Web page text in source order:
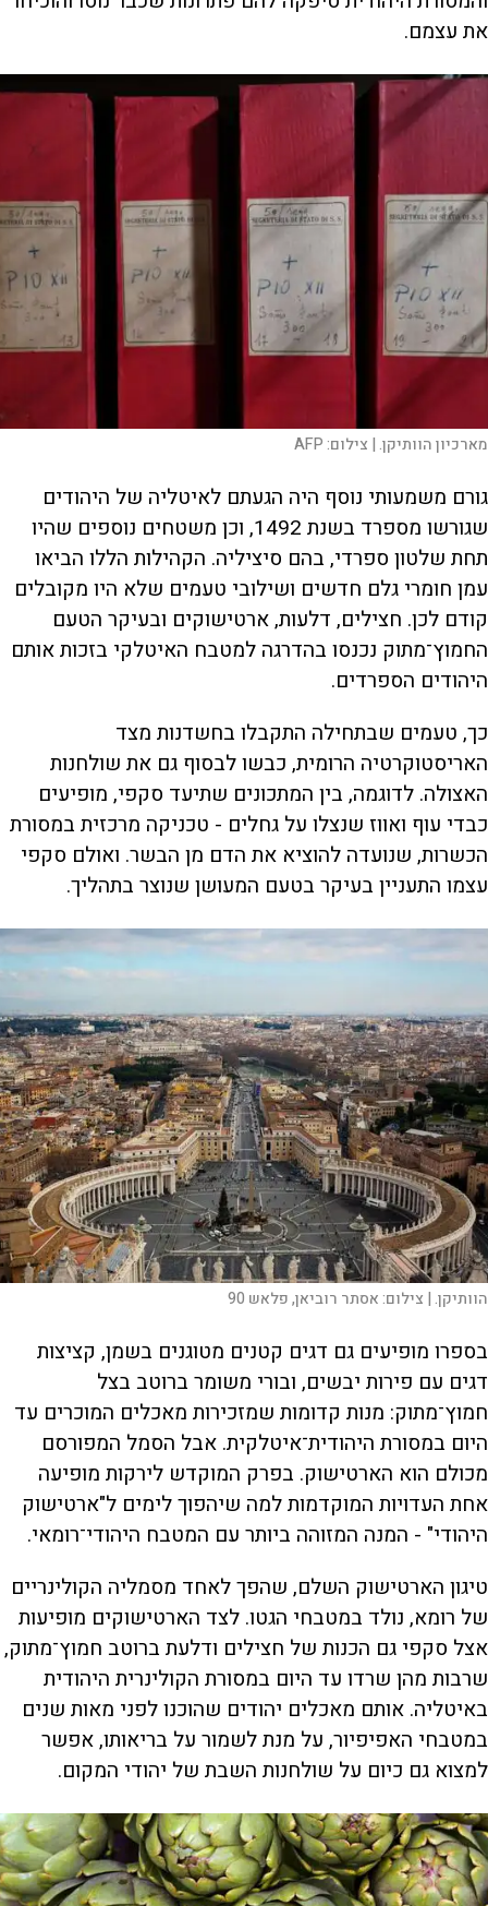
את עצמם.
מארכיון הוותיקן. | צילום:AFP
גורם משמעותי נוסף היה הגעתם לאיטליה של היהודים
שגורשו מספרד בשנת 1492, וכן משטחים נוספים שהיו
תחת שלטון ספרדי, בהם סיציליה. הקהילות הללו הביאו
עמן חומרי גלם חדשים ושילובי טעמים שלא היו מקובלים
קודם לכן. חצילים, דלעות, ארטישוקים ובעיקר הטעם
החמוץ־מתוק נכנסו בהדרגה למטבח האיטלקי בזכות אותם
היהודים הספרדים.
כך, טעמים שבתחילה התקבלו בחשדנות מצד
האריסטוקרטיה הרומית, כבשו לבסוף גם את שולחנות
האצולה. לדוגמה, בין המתכונים שתיעד סקפי, מופיעים
כבדי עוף ואווז שנצלו על גחלים - טכניקה מרכזית במסורת
הכשרות, שנועדה להוציא את הדם מן הבשר. ואולם סקפי
עצמו התעניין בעיקר בטעם המעושן שנוצר בתהליך.
הוותיקן. | צילום:אסתר רוביאן, פלאש 90
בספרו מופיעים גם דגים קטנים מטוגנים בשמן, קציצות
דגים עם פירות יבשים, ובורי משומר ברוטב בצל
חמוץ־מתוק: מנות קדומות שמזכירות מאכלים המוכרים עד
היום במסורת היהודית־איטלקית. אבל הסמל המפורסם
מכולם הוא הארטישוק. בפרק המוקדש לירקות מופיעה
אחת העדויות המוקדמות למה שיהפוך לימים ל"ארטישוק
היהודי" - המנה המזוהה ביותר עם המטבח היהודי־רומאי.
טיגון הארטישוק השלם, שהפך לאחד מסמליה הקולינריים
של רומא, נולד במטבחי הגטו. לצד הארטישוקים מופיעות
אצל סקפי גם הכנות של חצילים ודלעת ברוטב חמוץ־מתוק,
שרבות מהן שרדו עד היום במסורת הקולינרית היהודית
באיטליה. אותם מאכלים יהודים שהוכנו לפני מאות שנים
במטבחי האפיפיור, על מנת לשמור על בריאותו, אפשר
למצוא גם כיום על שולחנות השבת של יהודי המקום.